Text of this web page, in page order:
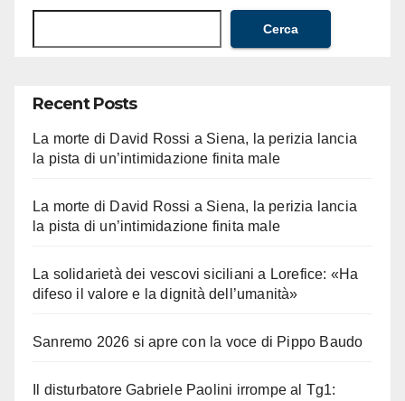
Cerca
Recent Posts
La morte di David Rossi a Siena, la perizia lancia
la pista di un’intimidazione finita male
La morte di David Rossi a Siena, la perizia lancia
la pista di un’intimidazione finita male
La solidarietà dei vescovi siciliani a Lorefice: «Ha
difeso il valore e la dignità dell’umanità»
Sanremo 2026 si apre con la voce di Pippo Baudo
Il disturbatore Gabriele Paolini irrompe al Tg1: